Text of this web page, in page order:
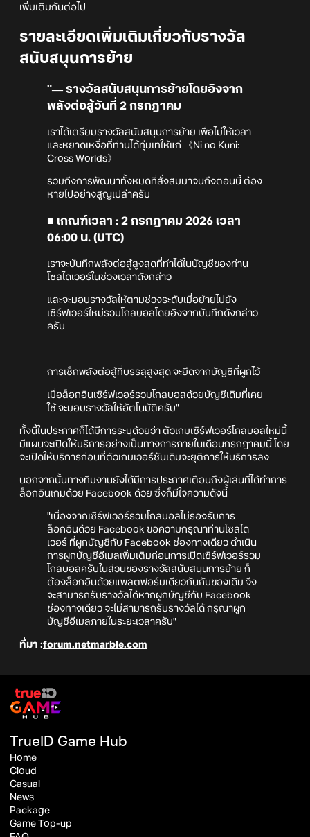
เพิ่มเติมกันต่อไป
รายละเอียดเพิ่มเติมเกี่ยวกับรางวัล
สนับสนุนการย้าย
"― รางวัลสนับสนุนการย้ายโดยอิงจาก
พลังต่อสู้วันที่ 2 กรกฎาคม
เราได้เตรียมรางวัลสนับสนุนการย้าย เพื่อไม่ให้เวลา
และหยาดเหงื่อที่ท่านได้ทุ่มเทให้แก่ 《Ni no Kuni:
Cross Worlds》
รวมถึงการพัฒนาทั้งหมดที่สั่งสมมาจนถึงตอนนี้ ต้อง
หายไปอย่างสูญเปล่าครับ
■ เกณฑ์เวลา : 2 กรกฎาคม 2026 เวลา
06:00 น. (UTC)
เราจะบันทึกพลังต่อสู้สูงสุดที่ทำได้ในบัญชีของท่าน
โซลไดเวอร์ในช่วงเวลาดังกล่าว
และจะมอบรางวัลให้ตามช่วงระดับเมื่อย้ายไปยัง
เซิร์ฟเวอร์ใหม่รวมโกลบอลโดยอิงจากบันทึกดังกล่าว
ครับ
การเช็กพลังต่อสู้ที่บรรลุสูงสุด จะยึดจากบัญชีที่ผูกไว้
เมื่อล็อกอินเซิร์ฟเวอร์รวมโกลบอลด้วยบัญชีเดิมที่เคย
ใช้ จะมอบรางวัลให้อัตโนมัติครับ"
ทั้งนี้ในประกาศก็ได้มีการระบุด้วยว่า ตัวเกมเซิร์ฟเวอร์โกลบอลใหม่นี้
มีแผนจะเปิดให้บริการอย่างเป็นทางการภายในเดือนกรกฎาคมนี้ โดย
จะเปิดให้บริการก่อนที่ตัวเกมเวอร์ชันเดิมจะยุติการให้บริการลง
นอกจากนั้นทางทีมงานยังได้มีการประกาศเตือนถึงผู้เล่นที่ได้ทำการ
ล็อกอินเกมด้วย Facebook ด้วย ซึ่งก็มีใจความดังนี้
"เนื่องจากเซิร์ฟเวอร์รวมโกลบอลไม่รองรับการ
ล็อกอินด้วย Facebook ขอความกรุณาท่านโซลได
เวอร์ ที่ผูกบัญชีกับ Facebook ช่องทางเดียว ดำเนิน
การผูกบัญชีอีเมลเพิ่มเติมก่อนการเปิดเซิร์ฟเวอร์รวม
โกลบอลครับในส่วนของรางวัลสนับสนุนการย้าย ก็
ต้องล็อกอินด้วยแพลตฟอร์มเดียวกันกับของเดิม จึง
จะสามารถรับรางวัลได้หากผูกบัญชีกับ Facebook
ช่องทางเดียว จะไม่สามารถรับรางวัลได้ กรุณาผูก
บัญชีอีเมลภายในระยะเวลาครับ"
ที่มา :forum.netmarble.com
TrueID Game Hub
Home
Cloud
Casual
News
Package
Game Top-up